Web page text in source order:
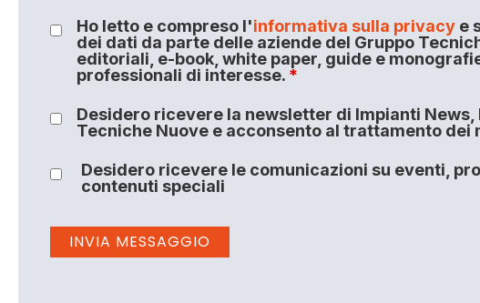
Ho letto e compreso l'informativa sulla privacye
dei dati da parte delle aziende del Gruppo
editoriali, e-book, white paper, guide e
professionali di interesse. *
Desidero ricevere la newsletter di Impianti News,
Tecniche Nuove e acconsento al trattamento dei
Desidero ricevere le comunicazioni su eventi,
contenuti speciali